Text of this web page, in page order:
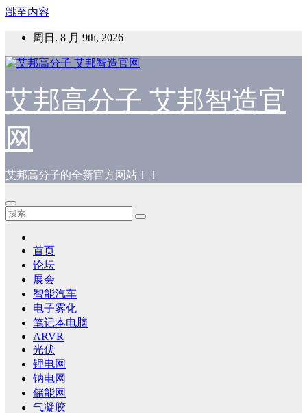
跳至内容
周日. 8 月 9th, 2026
艾邦高分子 艾邦智造官
网
艾邦高分子的全新官方网站！！
首页
论坛
展会
智能汽车
电子雾化
笔记本电脑
ARVR
光伏
锂电网
钠电网
储能网
气凝胶